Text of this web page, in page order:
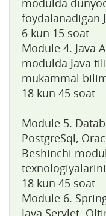
foydalanadigan
6 kun 15 soat
Module 4. Java
modulda Java
mukammal
18 kun 45 soat
Module 5.
PostgreSql,
Beshinchi
18 kun 45 soat
Module 6. Spring
Java Servlet.